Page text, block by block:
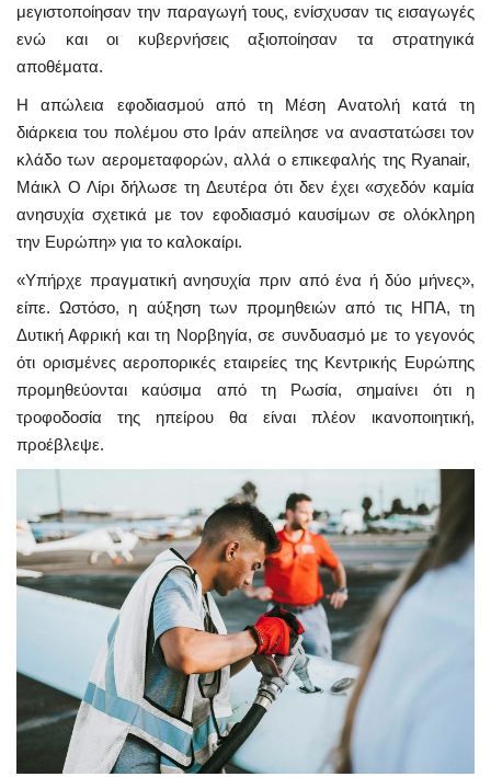
μεγιστοποίησαν την παραγωγή τους, ενίσχυσαν τις εισαγωγές
ενώ και οι κυβερνήσεις αξιοποίησαν τα στρατηγικά
αποθέματα.
Η απώλεια εφοδιασμού από τη Μέση Ανατολή κατά τη
διάρκεια του πολέμου στο Ιράν απείλησε να αναστατώσει τον
κλάδο των αερομεταφορών, αλλά ο επικεφαλής της Ryanair,
Μάικλ Ο Λίρι δήλωσε τη Δευτέρα ότι δεν έχει «σχεδόν καμία
ανησυχία σχετικά με τον εφοδιασμό καυσίμων σε ολόκληρη
την Ευρώπη» για το καλοκαίρι.
«Υπήρχε πραγματική ανησυχία πριν από ένα ή δύο μήνες»,
είπε. Ωστόσο, η αύξηση των προμηθειών από τις ΗΠΑ, τη
Δυτική Αφρική και τη Νορβηγία, σε συνδυασμό με το γεγονός
ότι ορισμένες αεροπορικές εταιρείες της Κεντρικής Ευρώπης
προμηθεύονται καύσιμα από τη Ρωσία, σημαίνει ότι η
τροφοδοσία της ηπείρου θα είναι πλέον ικανοποιητική,
προέβλεψε.